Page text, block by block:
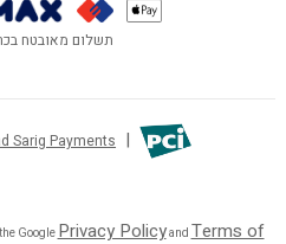
תשלום מאובטח
Sarig Payments |
Google Privacy Policyand Terms of